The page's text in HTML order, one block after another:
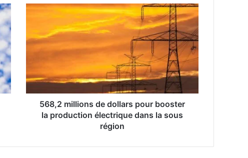
568,2 millions de dollars pour booster
la production électrique dans la sous
région